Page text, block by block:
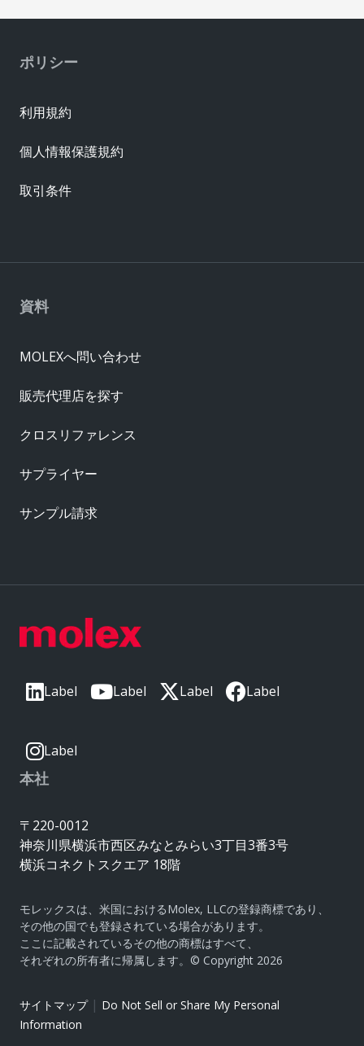
Label Label Label Label
Label
本社
〒220-0012
神奈川県横浜市西区みなとみらい3丁目3番3号
横浜コネクトスクエア 18階
モレックスは、米国におけるMolex, LLCの登録商標であり、
その他の国でも登録されている場合があります。
ここに記載されているその他の商標はすべて、
それぞれの所有者に帰属します。© Copyright 2026
サイトマップ| Do Not Sell or Share My Personal
Information
資料
MOLEXへ問い合わせ
販売代理店を探す
クロスリファレンス
サプライヤー
サンプル請求
ポリシー
利用規約
個人情報保護規約
取引条件